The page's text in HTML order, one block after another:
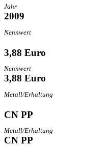
Jahr
2009
Nennwert
3,88 Euro
Nennwert
3,88 Euro
Metall/Erhaltung
CN PP
Metall/Erhaltung
CN PP